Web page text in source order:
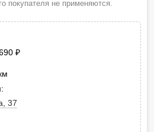
покупателя не применяются.
руб.
37